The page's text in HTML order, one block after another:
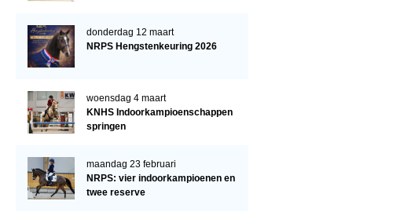
donderdag 12 maart
NRPS Hengstenkeuring 2026
woensdag 4 maart
KNHS Indoorkampioenschappen
springen
maandag 23 februari
NRPS: vier indoorkampioenen en
twee reserve